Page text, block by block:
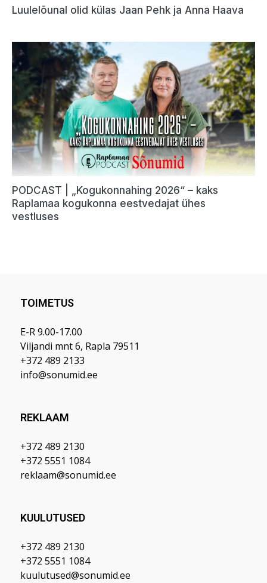
TOIMETUS
E-R 9.00-17.00
Viljandi mnt 6, Rapla 79511
+372 489 2133
info@sonumid.ee
REKLAAM
+372 489 2130
+372 5551 1084
reklaam@sonumid.ee
KUULUTUSED
+372 489 2130
+372 5551 1084
kuulutused@sonumid.ee